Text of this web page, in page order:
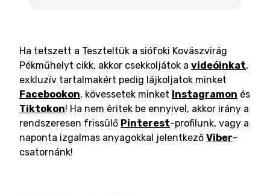
Ha tetszett a Teszteltük a siófoki Kovászvirág
Pékműhelyt cikk, akkor csekkoljátok a videóinkat,
exkluzív tartalmakért pedig lájkoljatok minket
Facebookon, kövessetek minket Instagramon és
Tiktokon! Ha nem éritek be ennyivel, akkor irány a
rendszeresen frissülő Pinterest-profilunk, vagy a
naponta izgalmas anyagokkal jelentkező Viber-
csatornánk!